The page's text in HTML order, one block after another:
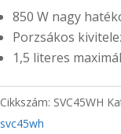
850 W nagy
Porzsákos
1,5 literes
Cikkszám: SVC45WH
svc45wh